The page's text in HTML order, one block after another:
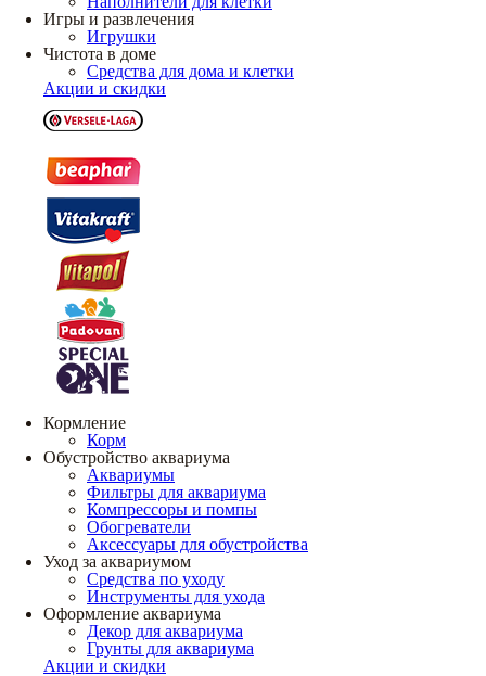
Игры и развлечения
Игрушки
Чистота в доме
Средства для дома и клетки
Акции и скидки
Кормление
Корм
Обустройство аквариума
Аквариумы
Фильтры для аквариума
Компрессоры и помпы
Обогреватели
Аксессуары для обустройства
Уход за аквариумом
Средства по уходу
Инструменты для ухода
Оформление аквариума
Декор для аквариума
Грунты для аквариума
Акции и скидки